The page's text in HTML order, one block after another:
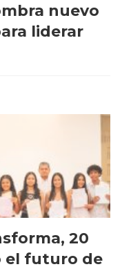
nuevo
liderar
20
el futuro de